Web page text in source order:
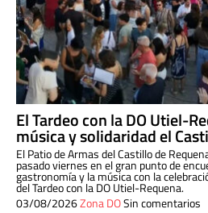
El Tardeo con la DO Utiel-
música y solidaridad el
El Patio de Armas del Castillo de
pasado viernes en el gran punto de
gastronomía y la música con la
del Tardeo con la DO Utiel-Requena.
03/08/2026Zona DOSin comentarios